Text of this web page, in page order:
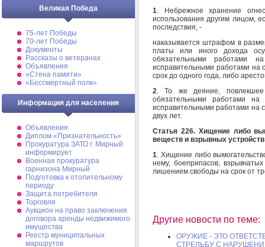
Великая Победа
75-лет Победы
70-лет Победы
Документы
Рассказы о ветеранах
Объявления
«Стена памяти»
«Бессмертный полк»
Информация для населения
Объявления
Диплом «Признательность»
Прокуратура ЗАТО г. Мирный
информирует
Военная прокуратура
гарнизона Мирный
Подготовка к отопительному
периоду
Защита потребителя
Торговля
Аукцион на право заключения
договора аренды недвижимого
имущества
Реестр муниципальных
маршрутов
1 . Небрежное хранение
использования другим лицом,
последствия, -
наказывается штрафом в
платы или иного дохода
обязательными работами
исправительными работами на
срок до одного года, либо
2 . То же деяние,
обязательными работами на
исправительными работами на
двух лет.
Статья 226. Хищение либо
веществ и взрывных устройств
1 . Хищение либо
нему, боеприпасов,
лишением свободы на срок от
Другие новости по теме:
ОРУЖИЕ - ЭТО
СТРЕЛЬБУ С НАРУШЕНИ